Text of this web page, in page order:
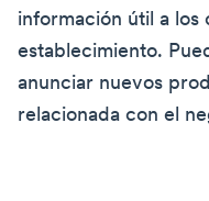
información útil a los
establecimiento.
anunciar nuevos
relacionada con el